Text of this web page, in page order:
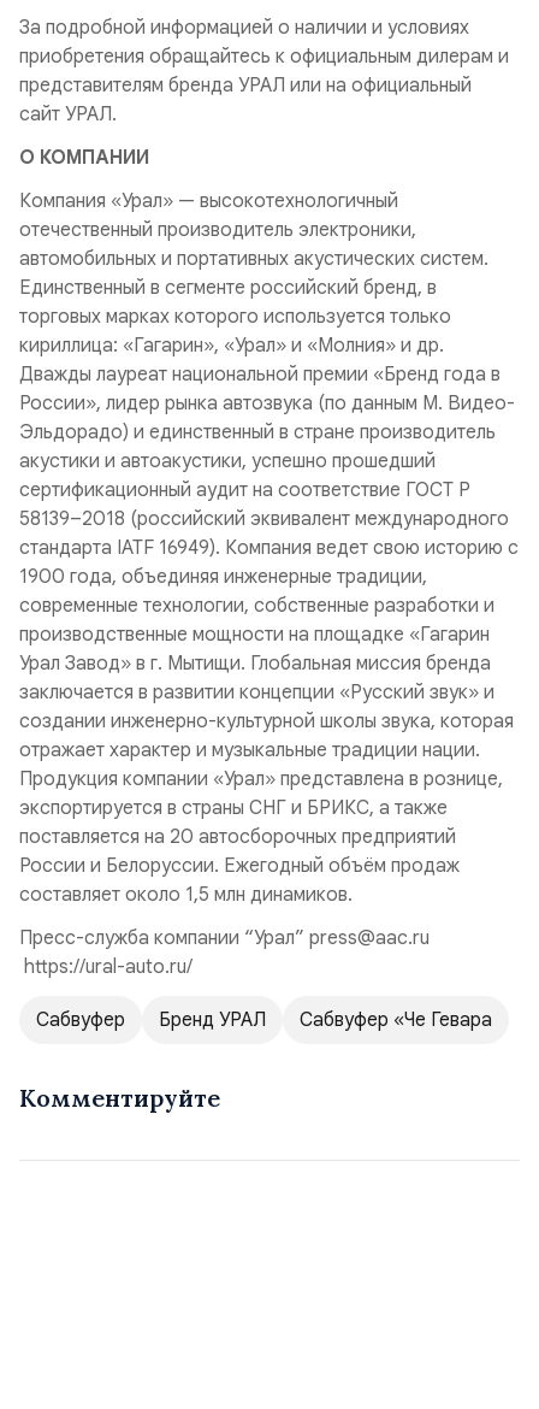
За подробной информацией о наличии и условиях
приобретения обращайтесь к официальным дилерам и
представителям бренда УРАЛ или на официальный
сайт УРАЛ.
О КОМПАНИИ
Компания «Урал» — высокотехнологичный
отечественный производитель электроники,
автомобильных и портативных акустических систем.
Единственный в сегменте российский бренд, в
торговых марках которого используется только
кириллица: «Гагарин», «Урал» и «Молния» и др.
Дважды лауреат национальной премии «Бренд года в
России», лидер рынка автозвука (по данным М. Видео-
Эльдорадо) и единственный в стране производитель
акустики и автоакустики, успешно прошедший
сертификационный аудит на соответствие ГОСТ Р
58139–2018 (российский эквивалент международного
стандарта IATF 16949). Компания ведет свою историю с
1900 года, объединяя инженерные традиции,
современные технологии, собственные разработки и
производственные мощности на площадке «Гагарин
Урал Завод» в г. Мытищи. Глобальная миссия бренда
заключается в развитии концепции «Русский звук» и
создании инженерно-культурной школы звука, которая
отражает характер и музыкальные традиции нации.
Продукция компании «Урал» представлена в рознице,
экспортируется в страны СНГ и БРИКС, а также
поставляется на 20 автосборочных предприятий
России и Белоруссии. Ежегодный объём продаж
составляет около 1,5 млн динамиков.
Пресс-служба компании “Урал” press@aac.ru
https://ural-auto.ru/
Сабвуфер Бренд УРАЛ Сабвуфер «Че Гевара
Комментируйте